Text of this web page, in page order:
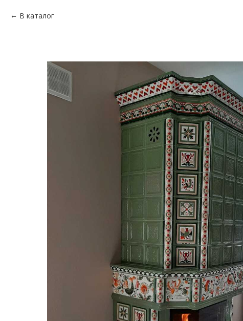
В каталог